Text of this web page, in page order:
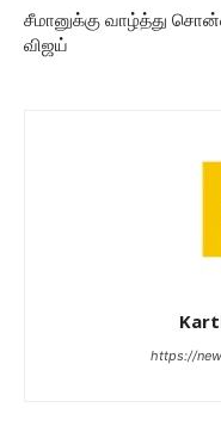
சீமானுக்கு வாழ்த்து
விஜய்
https://